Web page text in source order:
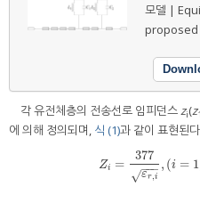
모델 |
proposed
각 유전체층의 전송선로 임피던스zi(z
에 의해 정의되며, 식 (1)과 같이 표현된다
Zi =
377
εr,i
−−
−
√
, (i = 1
Z i=377εr ,i,( =1 ,2